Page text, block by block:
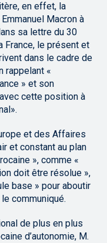
en effet, la
Macron à
sa lettre du 30
France, le présent et
dans le cadre de
rappelant «
» et son
cette position à
et des Affaires
et constant au plan
», comme «
doit être résolue »,
base » pour aboutir
communiqué.
de plus en plus
d’autonomie, M.